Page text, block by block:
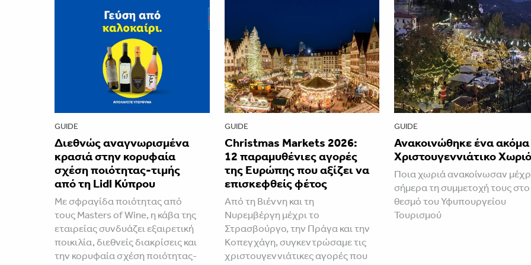
GUIDE
Διεθνώς αναγνωρισμένα
κρασιά στην κορυφαία
σχέση ποιότητας-τιμής
από τη Lidl Κύπρου
Με σφραγίδα ποιότητας από
τους Masters of Wine, η κάβα της
εταιρείας συνδυάζει εξαιρετική
ποικιλία, διεθνείς διακρίσεις και
την κορυφαία σχέση ποιότητας-
GUIDE
Christmas Markets 2026:
12 παραμυθένιες αγορές
της Ευρώπης που αξίζει να
επισκεφθείς φέτος
Από τη Βιέννη και τη
Νυρεμβέργη μέχρι το
Στρασβούργο, την Πράγα και την
Κοπεγχάγη, συγκεντρώσαμε τις
χριστουγεννιάτικες αγορές που
GUIDE
Ανακοινώθηκε ένα ακόμα
Χριστουγεννιάτικο
Ποια χωριά ανακοίνωσαν
σήμερα τη συμμετοχή τους στο
θεσμό του Υφυπουργείου
Τουρισμού